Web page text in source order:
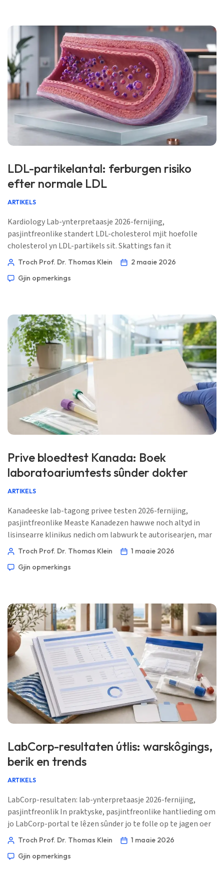
LDL-partikelantal: ferburgen risiko
efter normale LDL
ARTIKELS
Kardiology Lab-ynterpretaasje 2026-fernijing,
pasjintfreonlike standert LDL-cholesterol mjit hoefolle
cholesterol yn LDL-partikels sit. Skattings fan it
partikelantal litte sjen hoefolle aterogene auto's der op ’e
📅 1 maaie 2026 📝 Publisearre: 1 maaie 2026 🩺 Medysk
Troch Prof. Dr. Thomas Klein
2 maaie 2026
Gjin opmerkings
Prive bloedtest Kanada: Boek
laboratoariumtests sûnder dokter
ARTIKELS
Kanadeeske lab-tagong privee testen 2026-fernijing,
pasjintfreonlike Measte Kanadezen hawwe noch altyd in
lisinsearre klinikus nedich om labwurk te autorisearjen, mar
dy klinikus hoecht net altyd jo famyljedokter te wêzen. Hjir is
📅 1 maaie 2026 📝 Publisearre: 1 maaie 2026 🩺 Medysk
Troch Prof. Dr. Thomas Klein
1 maaie 2026
Gjin opmerkings
LabCorp-resultaten útlis: warskôgings,
berik en trends
ARTIKELS
LabCorp-resultaten: lab-ynterpretaasje 2026-fernijing,
pasjintfreonlik In praktyske, pasjintfreonlike hantlieding om
jo LabCorp-portal te lêzen sûnder jo te folle op te jagen oer
elke reade mark. Skreaun út it klinyske perspektyf fan
lab-rapport. 📖 ~11 minuten 📅 1 maaie 2026 📝
Troch Prof. Dr. Thomas Klein
1 maaie 2026
Gjin opmerkings